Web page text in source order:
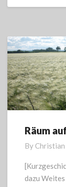
Räum
Räum
By Christian
dazu